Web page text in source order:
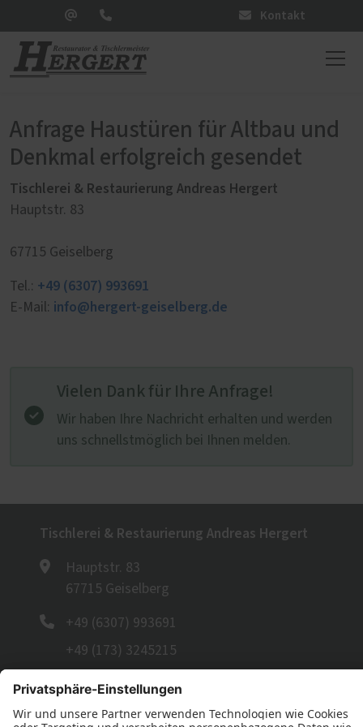
Kontakt
Anfrage Haustüren für Altbau und
Denkmal erfolgreich gesendet
Tischlerei & Restaurierung Andreas Hergert
Hauptstr. 83
67715 Geiselberg
Tel.: +49 (6307) 993691
E-Mail: info@hergert-geiselberg.de
Vielen Dank für Ihre Anfrage!
Wir haben Ihre Nachricht erhalten und werden
uns schnellstmöglich bei Ihnen melden.
Tischlerei & Restaurierung Andreas Hergert
Hauptstr. 83
67715 Geiselberg
+49 (6307) 993691
+49 (173) 3245215
E-Mail schreiben